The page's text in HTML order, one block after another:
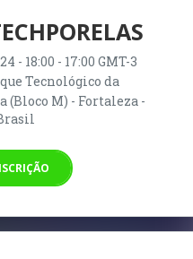
- 18:00 - 17:00 GMT-3
Tecnológico da
M) - Fortaleza -